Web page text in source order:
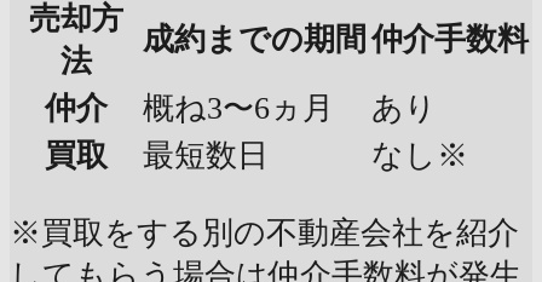
売却方
法
成約までの期間 仲介手数料
仲介
概ね3〜6ヵ月
あり
買取
最短数日 なし※
※買取をする別の不動産会社を紹介